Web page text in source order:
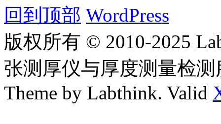
回到顶部 WordPress
版权所有 © 2010-2025
张测厚仪与厚度测量检
Theme by Labthink. Valid